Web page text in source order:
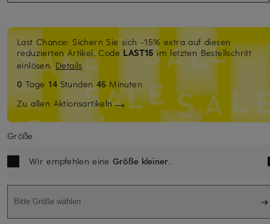
Last Chance: Sichern Sie sich -15% extra auf diesen
reduzierten Artikel. Code LAST15im letzten Bestellschritt
einlösen.Details
0 Tage14 Stunden 45 Minuten
Zu allen Aktionsartikeln
Größe
Wir empfehlen eine Größe kleiner.
Bitte Größe wählen